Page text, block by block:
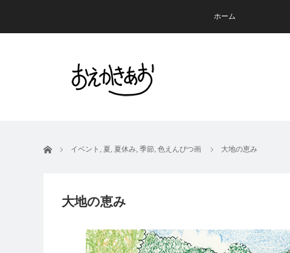
ホーム
ホーム イベント , 夏, 夏休み, 季節, 色えんぴつ画 大地の恵み
大地の恵み